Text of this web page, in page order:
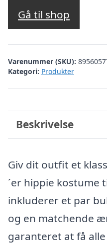
Gå til shop
Varenummer (SKU):
Kategori: Produkter
Beskrivelse
Giv dit outfit et
´er hippie kostume
inkluderer et par
og en matchende
garanteret at få